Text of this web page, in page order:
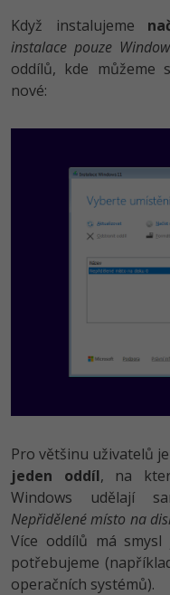
Když instalujeme
instalace pouze
oddílů, kde můžeme
nové:
Pro většinu uživatelů
jeden oddíl, na
Windows udělají
Nepřidělené místo na
Více oddílů má
potřebujeme
operačních systémů).